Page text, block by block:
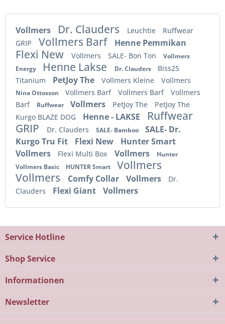
Vollmers Dr. Clauders Leuchtie
Ruffwear
GRIP
Vollmers Barf Henne Pemmikan
Flexi New Vollmers SALE- Bon Ton
Vollmers
Energy
Henne Lakse Dr. Clauders
Biss25
Titanium
PetJoy The Vollmers Kleine Vollmers
Nina Ottosson Vollmers Barf Vollmers Barf
Vollmers
Barf
Ruffwear Vollmers PetJoy The
PetJoy The
Kurgo BLAZE DOG
Henne - LAKSE
Ruffwear
GRIP
Dr. Clauders SALE- Bamboo
SALE- Dr.
Kurgo Tru Fit
Flexi New
Hunter Smart
Vollmers
Flexi Multi Box Vollmers
Hunter
Vollmers Basic
HUNTER Smart
Vollmers
Vollmers
Comfy Collar Vollmers
Dr.
Clauders
Flexi Giant Vollmers
Service Hotline
Shop Service
Informationen
Newsletter